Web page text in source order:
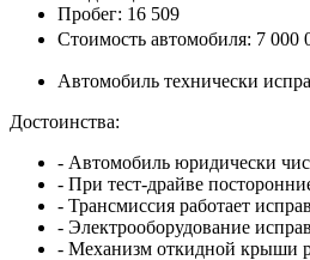
Пробег: 16 509
Стоимость автомобиля: 7 000
Автомобиль технически
Достоинства:
- Автомобиль юридически
- При тест-драйве
- Трансмиссия работает
- Электрооборудование
- Механизм откидной крыши